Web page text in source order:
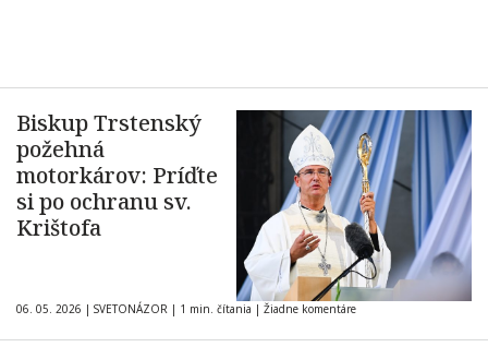
Biskup Trstenský
požehná
motorkárov: Príďte
si po ochranu sv.
Krištofa
06. 05. 2026 | SVETONÁZOR | 1 min. čítania | Žiadne komentáre